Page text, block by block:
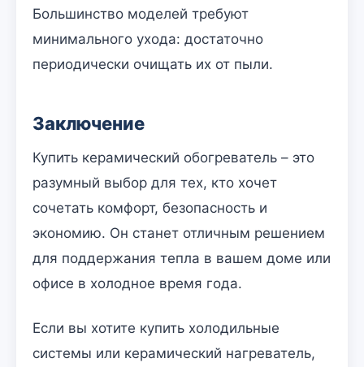
Большинство моделей требуют
минимального ухода: достаточно
периодически очищать их от пыли.
Заключение
Купить керамический обогреватель – это
разумный выбор для тех, кто хочет
сочетать комфорт, безопасность и
экономию. Он станет отличным решением
для поддержания тепла в вашем доме или
офисе в холодное время года.
Если вы хотите купить холодильные
системы или керамический нагреватель,